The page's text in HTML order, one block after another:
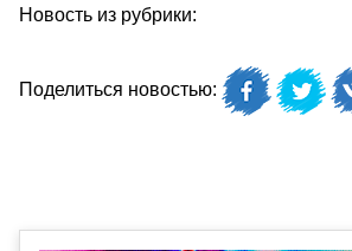
Новость из рубрики:
Поделиться новостью: